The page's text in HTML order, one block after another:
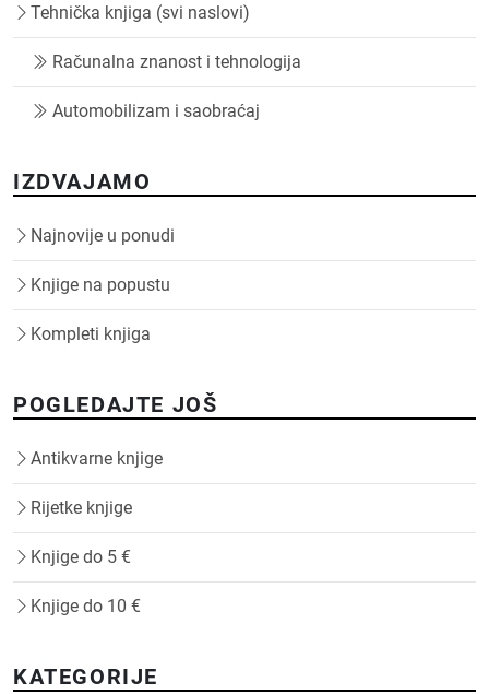
Tehnička knjiga (svi naslovi)
Računalna znanost i tehnologija
Automobilizam i saobraćaj
IZDVAJAMO
Najnovije u ponudi
Knjige na popustu
Kompleti knjiga
POGLEDAJTE JOŠ
Antikvarne knjige
Rijetke knjige
Knjige do 5 €
Knjige do 10 €
KATEGORIJE